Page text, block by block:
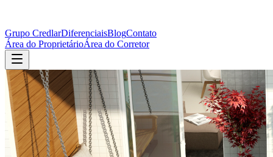
Grupo CredlarDiferenciaisBlogContato
Área do ProprietárioÁrea do Corretor